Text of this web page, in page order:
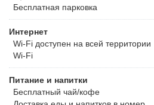
Бесплатная парковка
Интернет
Wi-Fi доступен на всей территории
Wi-Fi
Питание и напитки
Бесплатный чай/кофе